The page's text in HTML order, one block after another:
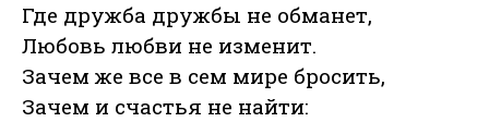
Где дружба дружбы не обманет,
Любовь любви не изменит.
Зачем же все в сем мире бросить,
Зачем и счастья не найти: